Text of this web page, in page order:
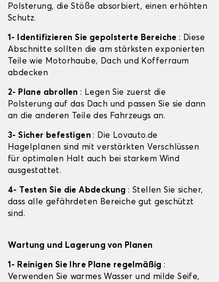
Polsterung, die Stöße absorbiert, einen erhöhten
Schutz.
1- Identifizieren Sie gepolsterte Bereiche: Diese
Abschnitte sollten die am stärksten exponierten
Teile wie Motorhaube, Dach und Kofferraum
abdecken
2- Plane abrollen: Legen Sie zuerst die
Polsterung auf das Dach und passen Sie sie dann
an die anderen Teile des Fahrzeugs an.
3- Sicher befestigen: Die Lovauto.de
Hagelplanen sind mit verstärkten Verschlüssen
für optimalen Halt auch bei starkem Wind
ausgestattet.
4- Testen Sie die Abdeckung: Stellen Sie sicher,
dass alle gefährdeten Bereiche gut geschützt
sind.
Wartung und Lagerung von Planen
1- Reinigen Sie Ihre Plane regelmäßig:
Verwenden Sie warmes Wasser und milde Seife,